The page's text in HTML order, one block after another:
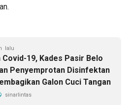
lalu
Covid-19, Kades Pasir Belo
Penyemprotan Disinfektan
Galon Cuci Tangan
sinarlintas